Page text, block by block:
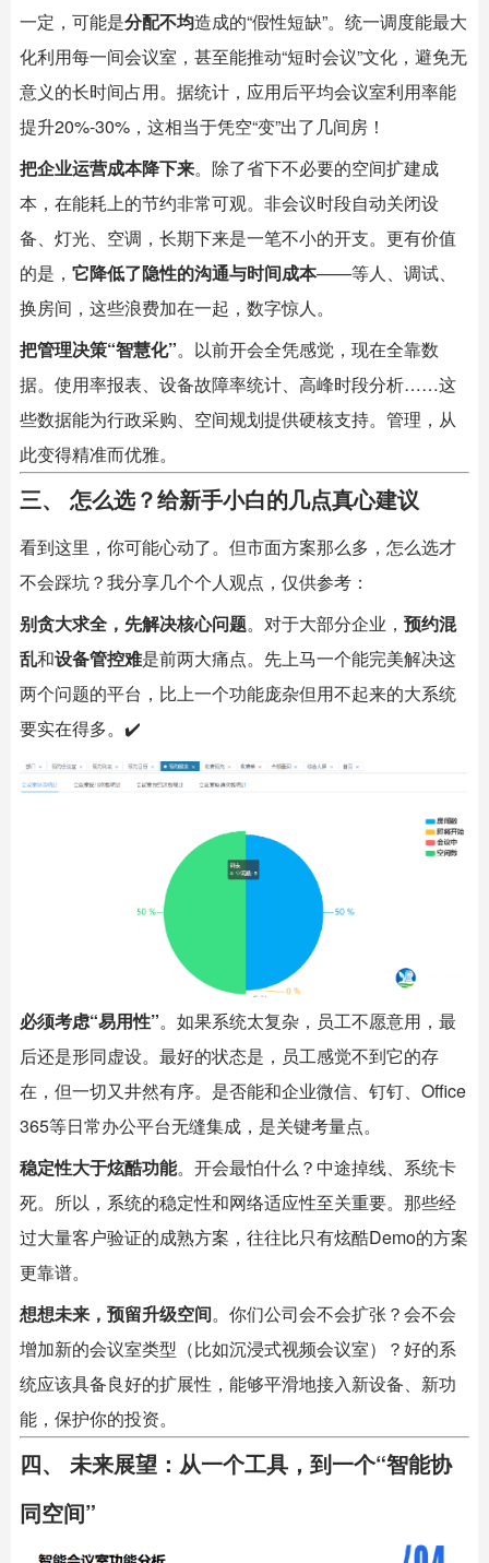
一定，可能是分配不均造成的“假性短缺”。统一调度能最大
化利用每一间会议室，甚至能推动“短时会议”文化，避免无
意义的长时间占用。据统计，应用后平均会议室利用率能
提升20%-30%，这相当于凭空“变”出了几间房！
把企业运营成本降下来。除了省下不必要的空间扩建成
本，在能耗上的节约非常可观。非会议时段自动关闭设
备、灯光、空调，长期下来是一笔不小的开支。更有价值
的是， 它降低了隐性的沟通与时间成本——等人、调试、
换房间，这些浪费加在一起，数字惊人。
把管理决策“智慧化”。以前开会全凭感觉，现在全靠数
据。使用率报表、设备故障率统计、高峰时段分析……这
些数据能为行政采购、空间规划提供硬核支持。管理，从
此变得精准而优雅。
三、 怎么选？给新手小白的几点真心建议
看到这里，你可能心动了。但市面方案那么多，怎么选才
不会踩坑？我分享几个个人观点，仅供参考：
别贪大求全，先解决核心问题。对于大部分企业， 预约混
乱和设备管控难是前两大痛点。先上马一个能完美解决这
两个问题的平台，比上一个功能庞杂但用不起来的大系统
要实在得多。✔️
必须考虑“易用性”。如果系统太复杂，员工不愿意用，最
后还是形同虚设。最好的状态是，员工感觉不到它的存
在，但一切又井然有序。是否能和企业微信、钉钉、Office
365等日常办公平台无缝集成，是关键考量点。
稳定性大于炫酷功能。开会最怕什么？中途掉线、系统卡
死。所以，系统的稳定性和网络适应性至关重要。那些经
过大量客户验证的成熟方案，往往比只有炫酷Demo的方案
更靠谱。
想想未来，预留升级空间。你们公司会不会扩张？会不会
增加新的会议室类型（比如沉浸式视频会议室）？好的系
统应该具备良好的扩展性，能够平滑地接入新设备、新功
能，保护你的投资。
四、 未来展望：从一个工具，到一个“智能协
同空间”